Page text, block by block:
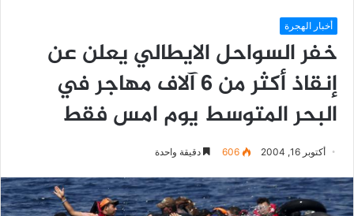
أخبار الهجرة
خفر السواحل الايطالي يعلن عن
إنقاذ أكثر من 6 آلاف مهاجر في
البحر المتوسط يوم امس فقط
أكتوبر 16, 2004 606 دقيقة واحدة